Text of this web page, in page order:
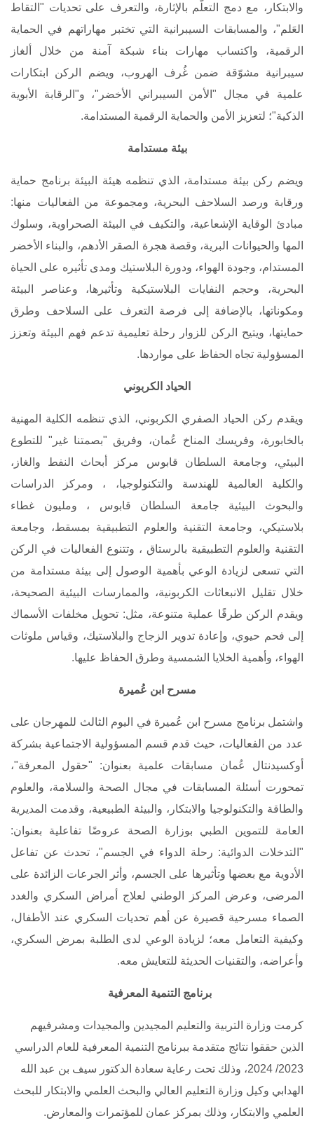
والابتكار، مع دمج التعلّم بالإثارة، والتعرف على تحديات "التقاط
العَلم"، والمسابقات السيبرانية التي تختبر مهاراتهم في الحماية
الرقمية، واكتساب مهارات بناء شبكة آمنة من خلال ألغاز
سيبرانية مشوّقة ضمن غُرف الهروب، ويضم الركن ابتكارات
علمية في مجال "الأمن السيبراني الأخضر"، و"الرقابة الأبوية
الذكية"؛ لتعزيز الأمن والحماية الرقمية المستدامة.
بيئة مستدامة
ويضم ركن بيئة مستدامة، الذي تنظمه هيئة البيئة برنامج حماية
ورقابة ورصد السلاحف البحرية، ومجموعة من الفعاليات منها:
مبادئ الوقاية الإشعاعية، والتكيف في البيئة الصحراوية، وسلوك
المها والحيوانات البرية، وقصة هجرة الصقر الأدهم، والبناء الأخضر
المستدام، وجودة الهواء، ودورة البلاستيك ومدى تأثيره على الحياة
البحرية، وحجم النفايات البلاستيكية وتأثيرها، وعناصر البيئة
ومكوناتها، بالإضافة إلى فرصة التعرف على السلاحف وطرق
حمايتها، ويتيح الركن للزوار رحلة تعليمية تدعم فهم البيئة وتعزز
المسؤولية تجاه الحفاظ على مواردها.
الحياد الكربوني
ويقدم ركن الحياد الصفري الكربوني، الذي تنظمه الكلية المهنية
بالخابورة، وفريسك المناخ عُمان، وفريق "بصمتنا غير" للتطوع
البيئي، وجامعة السلطان قابوس مركز أبحاث النفط والغاز،
والكلية العالمية للهندسة والتكنولوجيا، ، ومركز الدراسات
والبحوث البيئية جامعة السلطان قابوس ، ومليون غطاء
بلاستيكي، وجامعة التقنية والعلوم التطبيقية بمسقط، وجامعة
التقنية والعلوم التطبيقية بالرستاق ، وتتنوع الفعاليات في الركن
التي تسعى لزيادة الوعي بأهمية الوصول إلى بيئة مستدامة من
خلال تقليل الانبعاثات الكربونية، والممارسات البيئية الصحيحة،
ويقدم الركن طرقًا عملية متنوعة، مثل: تحويل مخلفات الأسماك
إلى فحم حيوي، وإعادة تدوير الزجاج والبلاستيك، وقياس ملوثات
الهواء، وأهمية الخلايا الشمسية وطرق الحفاظ عليها.
مسرح ابن عُميرة
واشتمل برنامج مسرح ابن عُميرة في اليوم الثالث للمهرجان على
عدد من الفعاليات، حيث قدم قسم المسؤولية الاجتماعية بشركة
أوكسيدنتال عُمان مسابقات علمية بعنوان: "حقول المعرفة"،
تمحورت أسئلة المسابقات في مجال الصحة والسلامة، والعلوم
والطاقة والتكنولوجيا والابتكار، والبيئة الطبيعية، وقدمت المديرية
العامة للتموين الطبي بوزارة الصحة عروضًا تفاعلية بعنوان:
"التدخلات الدوائية: رحلة الدواء في الجسم"، تحدث عن تفاعل
الأدوية مع بعضها وتأثيرها على الجسم، وأثر الجرعات الزائدة على
المرضى، وعرض المركز الوطني لعلاج أمراض السكري والغدد
الصماء مسرحية قصيرة عن أهم تحديات السكري عند الأطفال،
وكيفية التعامل معه؛ لزيادة الوعي لدى الطلبة بمرض السكري،
وأعراضه، والتقنيات الحديثة للتعايش معه.
برنامج التنمية المعرفية
كرمت وزارة التربية والتعليم المجيدين والمجيدات ومشرفيهم
الذين حققوا نتائج متقدمة ببرنامج التنمية المعرفية للعام الدراسي
2023/ 2024، وذلك تحت رعاية سعادة الدكتور سيف بن عبد الله
الهدابي وكيل وزارة التعليم العالي والبحث العلمي والابتكار للبحث
العلمي والابتكار، وذلك بمركز عمان للمؤتمرات والمعارض.